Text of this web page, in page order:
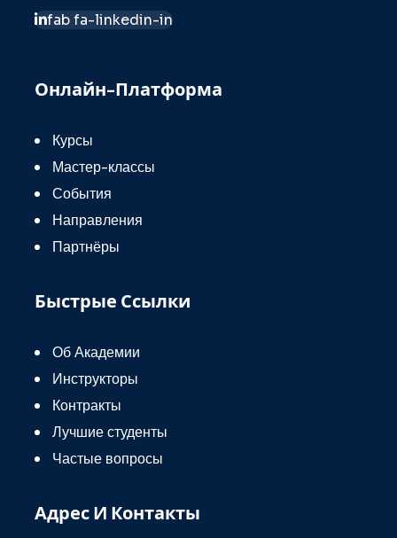
fab fa-linkedin-in
Онлайн-Платформа
Курсы
Мастер-классы
События
Направления
Партнёры
Быстрые Ссылки
Об Академии
Инструкторы
Контракты
Лучшие студенты
Частые вопросы
Адрес И Контакты